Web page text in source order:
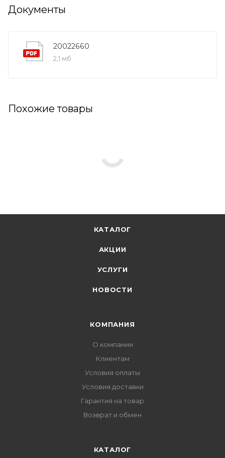
Документы
20022660
2,1 мб
Похожие товары
КАТАЛОГ
АКЦИИ
УСЛУГИ
НОВОСТИ
КОМПАНИЯ
О компании
Клиентам
Условия оплаты
Условия доставки
Гарантия на товар
Возврат и обмен
КАТАЛОГ